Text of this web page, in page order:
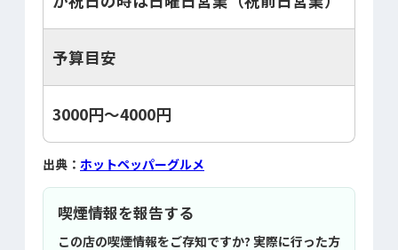
予算目安
3000円～4000円
出典： ホットペッパーグルメ
喫煙情報を報告する
この店の喫煙情報をご存知ですか? 実際に行った方